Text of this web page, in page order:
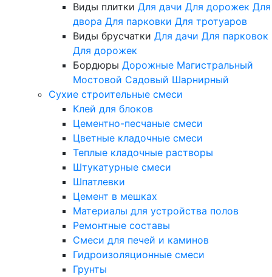
Виды плитки Для дачи Для дорожек Для
двора Для парковки Для тротуаров
Виды брусчатки Для дачи Для парковок
Для дорожек
Бордюры Дорожные Магистральный
Мостовой Садовый Шарнирный
Сухие строительные смеси
Клей для блоков
Цементно-песчаные смеси
Цветные кладочные смеси
Теплые кладочные растворы
Штукатурные смеси
Шпатлевки
Цемент в мешках
Материалы для устройства полов
Ремонтные составы
Смеси для печей и каминов
Гидроизоляционные смеси
Грунты